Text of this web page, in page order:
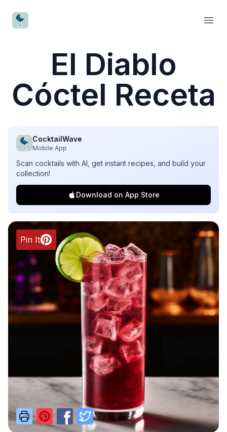
CocktailWave
El Diablo
Cóctel Receta
CocktailWave
Mobile App
Scan cocktails with AI, get instant recipes, and build your
collection!
Download on App Store
Pin It